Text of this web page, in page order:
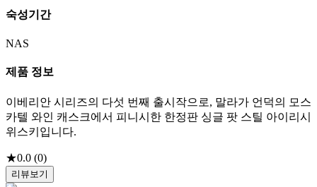
숙성기간
NAS
제품 정보
이베리안 시리즈의 다섯 번째 출시작으로, 말라가 언덕의 모스
카텔 와인 캐스크에서 피니시한 한정판 싱글 팟 스틸 아이리시
위스키입니다.
★0.0 (0)
리뷰보기